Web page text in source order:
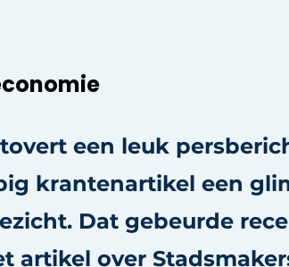
| Platform over design en techniek
Cookie statement
aanmelden
een leuk
krantenartikel een
Dat gebeurde
artikel over